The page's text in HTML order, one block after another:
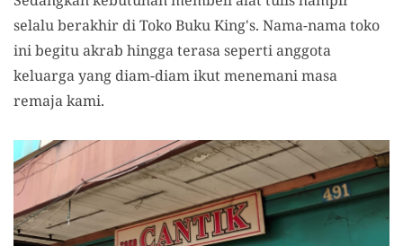
selalu berakhir di Toko Buku King's. Nama-nama toko
ini begitu akrab hingga terasa seperti anggota
keluarga yang diam-diam ikut menemani masa
remaja kami.